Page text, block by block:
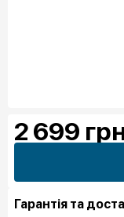
2 699
Гарантія та